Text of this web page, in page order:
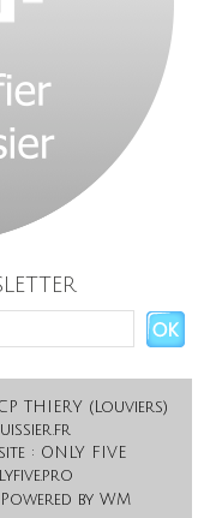
THIERY (Louviers)
: ONLY FIVE
Powered by WM